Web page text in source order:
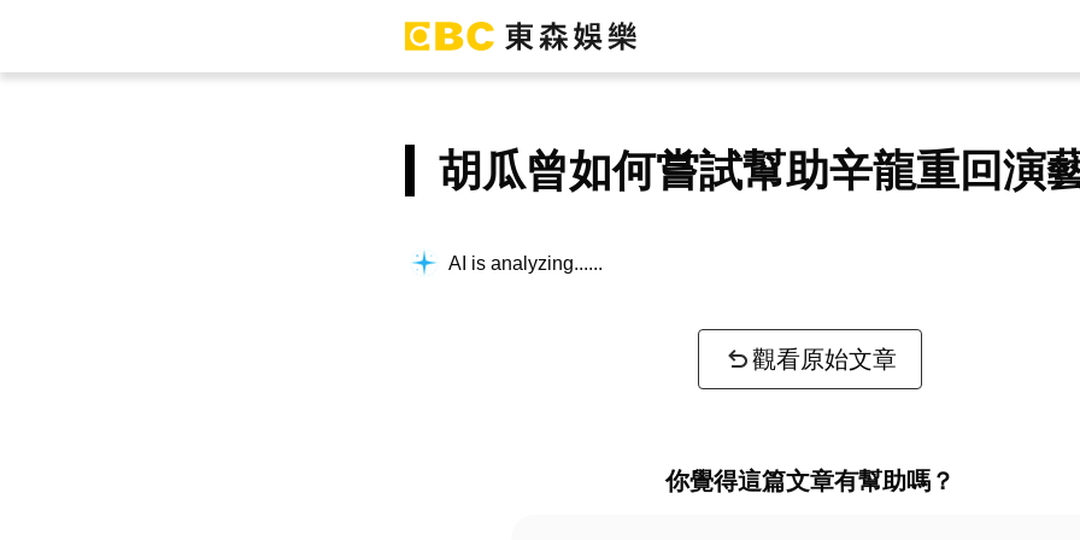
胡瓜曾如何嘗試幫助辛龍重回演
AI is analyzing...
觀看原始文章
你覺得這篇文章有幫助嗎？